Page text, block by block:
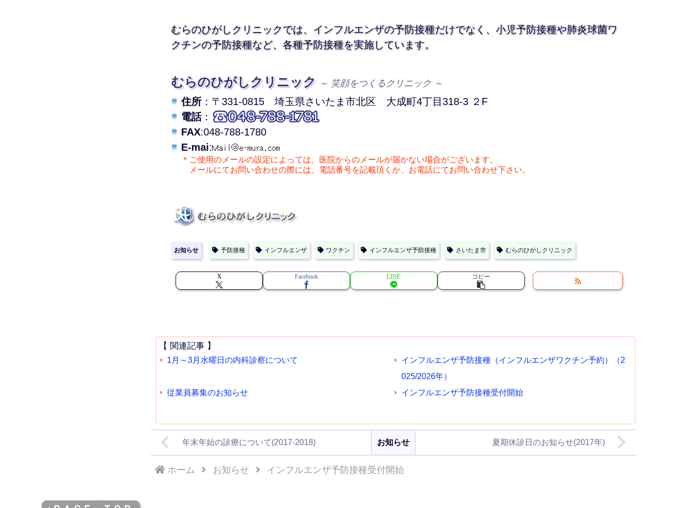
むらのひがしクリニックでは、インフルエンザの予防接種だけでなく、小児予防接種や肺炎球菌ワ
クチンの予防接種など、各種予防接種を実施しています。
むらのひがしクリニック ～ 笑顔をつくるクリニック ～
住所 ：〒331-0815 埼玉県さいたま市北区 大成町4丁目318-3 ２F
電話：
FAX:048-788-1780
E-mai:
＊ご使用のメールの設定によっては、医院からのメールが届かない場合がございます。
メールにてお問い合わせの際には、電話番号を記載頂くか、お電話にてお問い合わせ下さい。
お知らせ 予防接種 インフルエンザ ワクチン インフルエンザ予防接種 さいたま市 むらのひがしクリニック
X Facebook LINE コピー
【 関連記事 】
1月～3月水曜日の内科診察について
インフルエンザ予防接種（インフルエンザワクチン予約）（2
025/2026年）
従業員募集のお知らせ
インフルエンザ予防接種受付開始
年末年始の診療について(2017-2018) お知らせ 夏期休診日のお知らせ(2017年)
ホーム お知らせ インフルエンザ予防接種受付開始